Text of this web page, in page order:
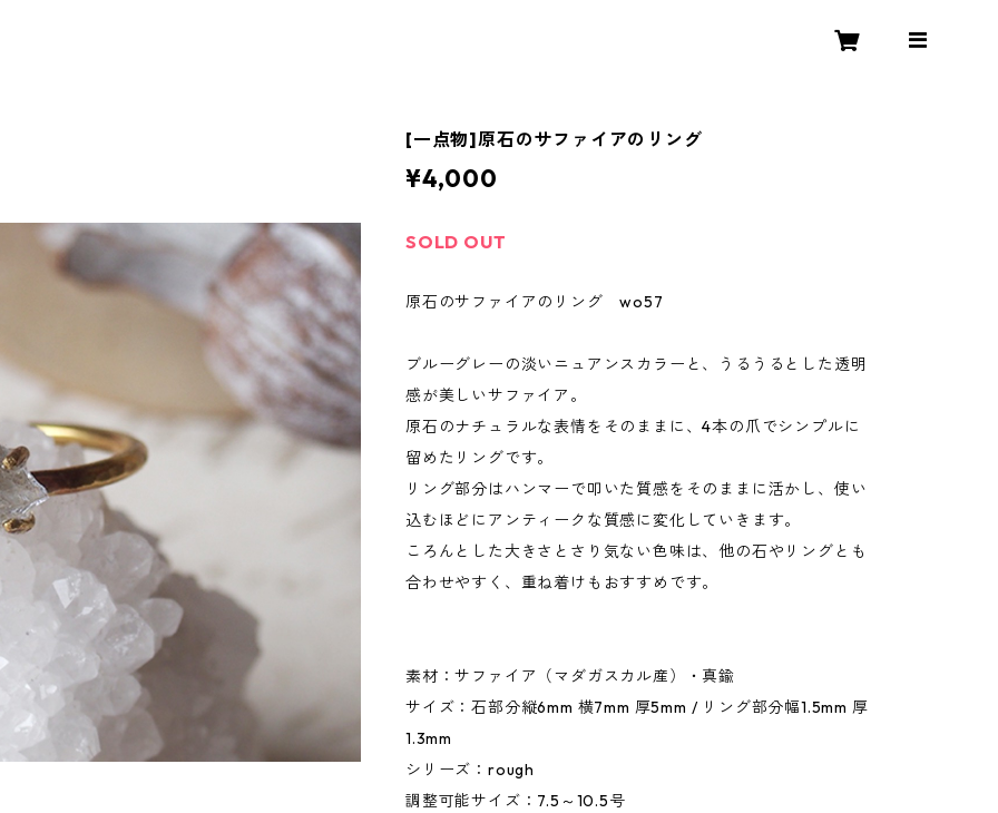
[一点物]原石のサファイアのリング
¥4,000
SOLD OUT
原石のサファイアのリング wo57
ブルーグレーの淡いニュアンスカラーと、うるうるとした透明
感が美しいサファイア。
原石のナチュラルな表情をそのままに、4本の爪でシンプルに
留めたリングです。
リング部分はハンマーで叩いた質感をそのままに活かし、使い
込むほどにアンティークな質感に変化していきます。
ころんとした大きさとさり気ない色味は、他の石やリングとも
合わせやすく、重ね着けもおすすめです。
素材：サファイア（マダガスカル産）・真鍮
サイズ：石部分縦6mm 横7mm 厚5mm / リング部分幅1.5mm 厚
1.3mm
シリーズ：rough
調整可能サイズ：7.5～10.5号